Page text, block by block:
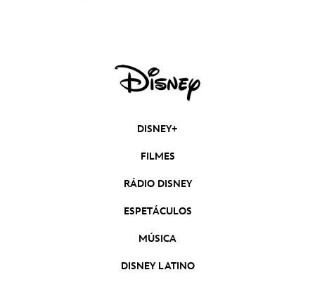
DISNEY+
FILMES
RÁDIO DISNEY
ESPETÁCULOS
MÚSICA
DISNEY LATINO